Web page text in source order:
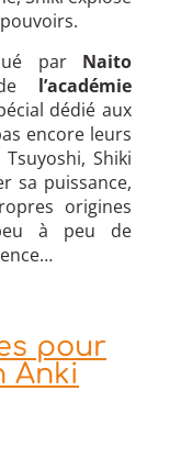
par Naito
l’académie
dédié aux
encore leurs
Shiki
sa puissance,
origines
à peu de
pour
Anki